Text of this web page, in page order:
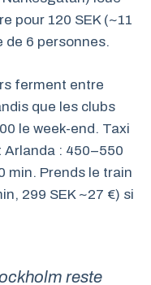
pour 120 SEK (~11
de 6 personnes.
ferment entre
que les clubs
le week-end. Taxi
Arlanda : 450–550
min. Prends le train
299 SEK ~27 €) si
reste